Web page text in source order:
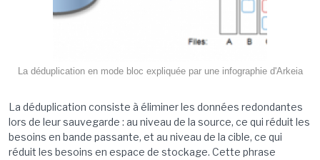
La déduplication en mode bloc expliquée par une infographie d'Arkeia
La déduplication consiste à éliminer les données redondantes
lors de leur sauvegarde : au niveau de la source, ce qui réduit les
besoins en bande passante, et au niveau de la cible, ce qui
réduit les besoins en espace de stockage. Cette phrase